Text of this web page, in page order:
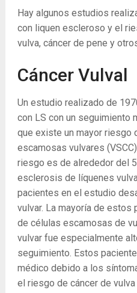
Hay algunos estudios
con liquen escleroso y el
vulva, cáncer de pene y
Cáncer Vulval
Un estudio realizado de
con LS con un seguimiento
que existe un mayor riesgo
escamosas vulvares
riesgo es de alrededor del
esclerosis de líquenes
pacientes en el estudio
vulvar. La mayoría de estos
de células escamosas de
vulvar fue especialmente
seguimiento. Estos
médico debido a los
el riesgo de cáncer de